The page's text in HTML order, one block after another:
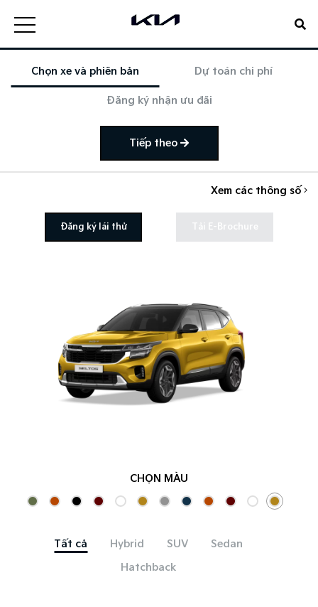
Chọn xe và phiên bản Dự toán chi phí
Đăng ký nhận ưu đãi
Tiếp theo
Xem các thông số
Đăng ký lái thử Tải E-Brochure
CHỌN MÀU
Tất cả Hybrid SUV
Sedan
Hatchback